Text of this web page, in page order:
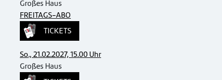
Großes Haus
FREITAGS-ABO
TICKETS
So., 21.02.2027, 15.00 Uhr
Großes Haus